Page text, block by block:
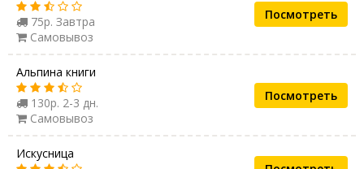
75р. Завтра
Самовывоз
Посмотреть
Альпина книги
130р. 2-3 дн.
Самовывоз
Посмотреть
Искусница